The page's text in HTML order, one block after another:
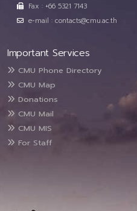
Fax : +66 5321 7143
e-mail : contacts@cmu.ac.th
Important Services
CMU Phone Directory
CMU Map
Donations
CMU Mail
CMU MIS
For Staff